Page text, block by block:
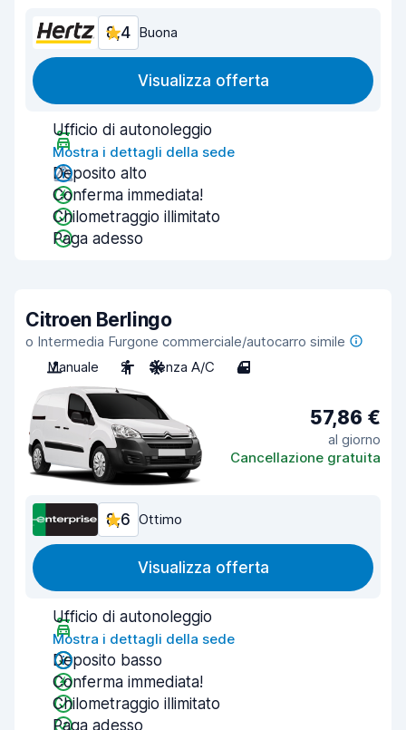
8,4 Buona
Visualizza offerta
Ufficio di autonoleggio
Mostra i dettagli della sede
Deposito alto
Conferma immediata!
Chilometraggio illimitato
Paga adesso
Citroen Berlingo
o Intermedia Furgone commerciale/autocarro simile
Manuale
2 Senza A/C 4
57,86 €
al giorno
Cancellazione gratuita
8,6 Ottimo
Visualizza offerta
Ufficio di autonoleggio
Mostra i dettagli della sede
Deposito basso
Conferma immediata!
Chilometraggio illimitato
Paga adesso